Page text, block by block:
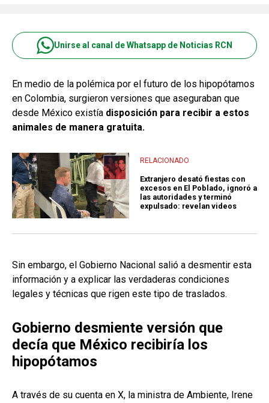
Unirse al canal de Whatsapp de Noticias RCN
En medio de la polémica por el futuro de los hipopótamos
en Colombia, surgieron versiones que aseguraban que
desde México existía disposición para recibir a estos
animales de manera gratuita.
RELACIONADO
Extranjero desató fiestas con
excesos en El Poblado, ignoró a
las autoridades y terminó
expulsado: revelan videos
Sin embargo, el Gobierno Nacional salió a desmentir esta
información y a explicar las verdaderas condiciones
legales y técnicas que rigen este tipo de traslados.
Gobierno desmiente versión que
decía que México recibiría los
hipopótamos
A través de su cuenta en X, la ministra de Ambiente, Irene